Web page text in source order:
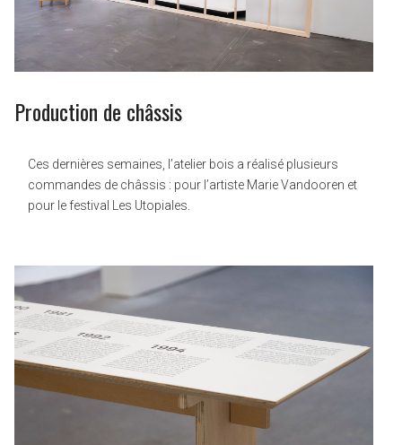
Production de châssis
Ces dernières semaines, l’atelier bois a réalisé plusieurs
commandes de châssis : pour l’artiste Marie Vandooren et
pour le festival Les Utopiales.